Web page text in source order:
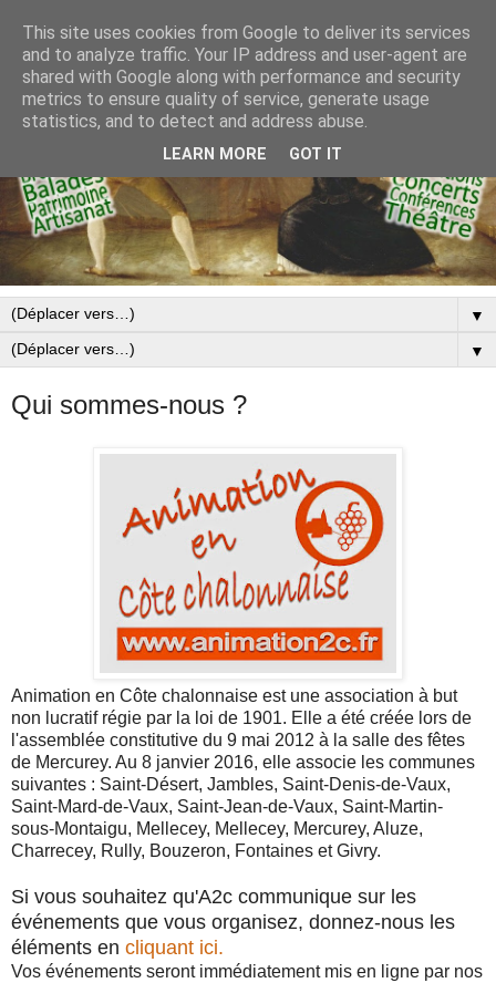
▼
▼
Qui sommes-nous ?
Animation en Côte chalonnaise est une association à but
non lucratif régie par la loi de 1901. Elle a été créée lors de
l'assemblée constitutive du 9 mai 2012 à la salle des fêtes
de Mercurey. Au 8 janvier 2016, elle associe les communes
suivantes : Saint-Désert, Jambles, Saint-Denis-de-Vaux,
Saint-Mard-de-Vaux, Saint-Jean-de-Vaux, Saint-Martin-
sous-Montaigu, Mellecey, Mellecey, Mercurey, Aluze,
Charrecey, Rully, Bouzeron, Fontaines et Givry.
Si vous souhaitez qu'A2c communique sur les
événements que vous organisez, donnez-nous les
éléments en cliquant ici.
Vos événements seront immédiatement mis en ligne par nos
This site uses cookies from Google to deliver its services
and to analyze traffic. Your IP address and user-agent are
shared with Google along with performance and security
metrics to ensure quality of service, generate usage
statistics, and to detect and address abuse.
LEARN MORE GOT IT